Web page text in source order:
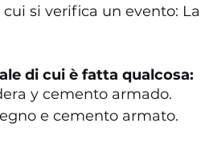
si verifica un evento:
di cui è fatta qualcosa:
y cemento armado.
e cemento armato.